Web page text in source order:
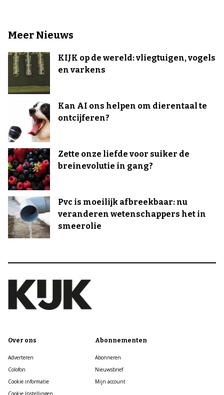
Meer Nieuws
KIJK op de wereld: vliegtuigen, vogels
en varkens
Kan AI ons helpen om dierentaal te
ontcijferen?
Zette onze liefde voor suiker de
breinevolutie in gang?
Pvc is moeilijk afbreekbaar: nu
veranderen wetenschappers het in
smeerolie
Over ons
Adverteren
Colofon
Cookie informatie
Abonnementen
Abonneren
Nieuwsbrief
Mijn account